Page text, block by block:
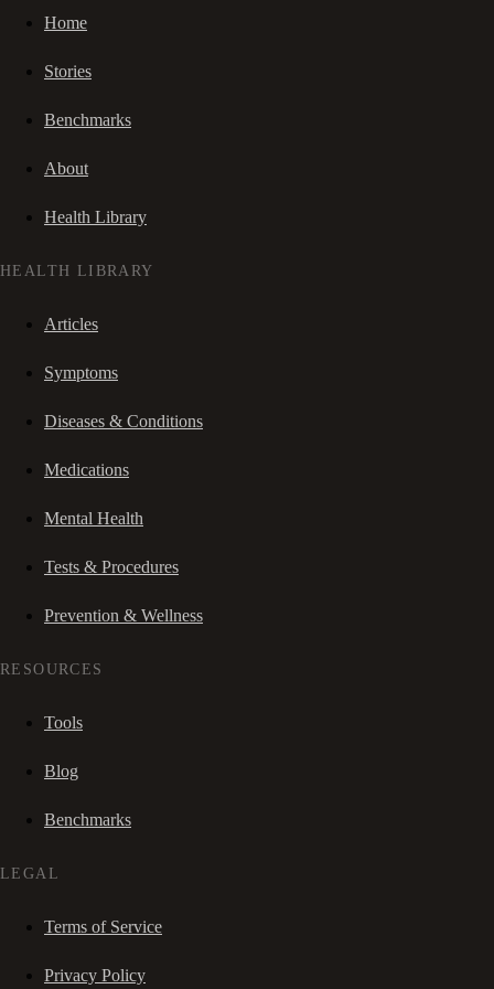
Home
Stories
Benchmarks
About
Health Library
HEALTH LIBRARY
Articles
Symptoms
Diseases & Conditions
Medications
Mental Health
Tests & Procedures
Prevention & Wellness
RESOURCES
Tools
Blog
Benchmarks
LEGAL
Terms of Service
Privacy Policy